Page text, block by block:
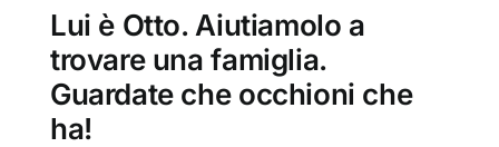
SMARRITI O DA ADOTTARE
Lui è Otto. Aiutiamolo a
trovare una famiglia.
Guardate che occhioni che
ha!